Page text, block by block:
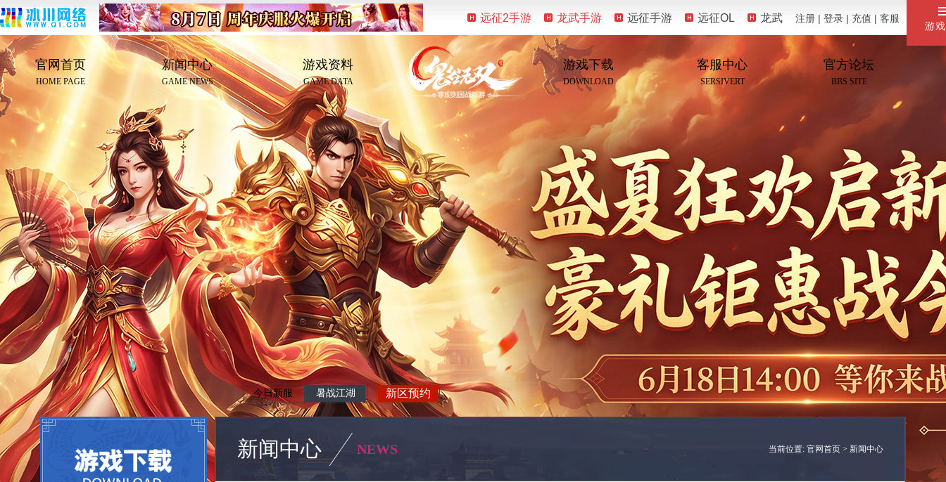
游
远征2手游 龙武手游 远征手游 远征OL 龙武 注册 | 登录 | 充值 | 客服
官网首页
HOME PAGE
新闻中心
GAME NEWS
游戏资料
GAME DATA
游戏下载
DOWNLOAD
客服中心
SERSIVERT
官方论坛
BBS SITE
今日新服 暑战江湖 新区预约
新闻中心 NEWS 当前位置: 官网首页 > 新闻中心